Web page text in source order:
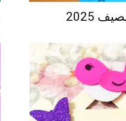
2025